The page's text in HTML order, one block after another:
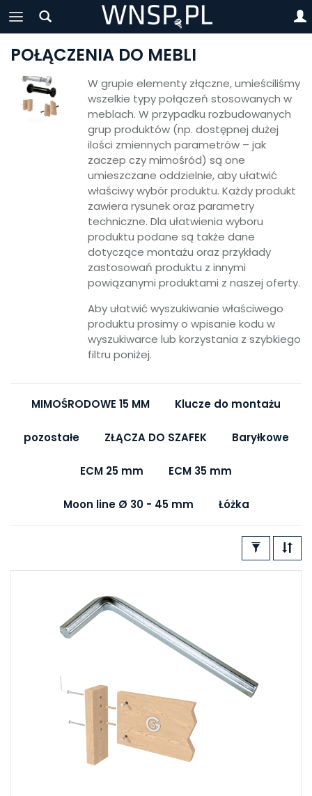
POŁĄCZENIA DO MEBLI
W grupie elementy złączne, umieściliśmy
wszelkie typy połączeń stosowanych w
meblach. W przypadku rozbudowanych
grup produktów (np. dostępnej dużej
ilości zmiennych parametrów – jak
zaczep czy mimośród) są one
umieszczane oddzielnie, aby ułatwić
właściwy wybór produktu. Każdy produkt
zawiera rysunek oraz parametry
techniczne. Dla ułatwienia wyboru
produktu podane są także dane
dotyczące montażu oraz przykłady
zastosowań produktu z innymi
powiązanymi produktami z naszej oferty.
Aby ułatwić wyszukiwanie właściwego
produktu prosimy o wpisanie kodu w
wyszukiwarce lub korzystania z szybkiego
filtru poniżej.
MIMOŚRODOWE 15 MM Klucze do montażu
pozostałe ZŁĄCZA DO SZAFEK Baryłkowe
ECM 25 mm ECM 35 mm
Moon line Ø 30 - 45 mm Łóżka